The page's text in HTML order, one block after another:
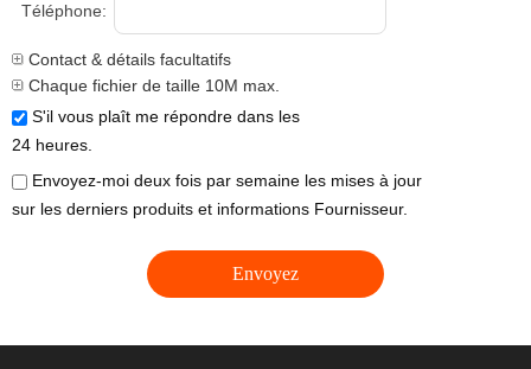
Téléphone:
Contact & détails facultatifs
Chaque fichier de taille 10M max.
S'il vous plaît me répondre dans les
24 heures.
Envoyez-moi deux fois par semaine les mises à jour
sur les derniers produits et informations Fournisseur.